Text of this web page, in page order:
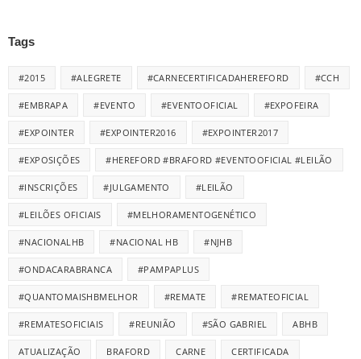
Tags
#2015 #ALEGRETE #CARNECERTIFICADAHEREFORD #CCH
#EMBRAPA #EVENTO #EVENTOOFICIAL #EXPOFEIRA
#EXPOINTER #EXPOINTER2016 #EXPOINTER2017
#EXPOSIÇÕES #HEREFORD #BRAFORD #EVENTOOFICIAL #LEILÃO
#INSCRIÇÕES #JULGAMENTO #LEILÃO
#LEILÕES OFICIAIS #MELHORAMENTOGENÉTICO
#NACIONALHB #NACIONAL HB #NJHB
#ONDACARABRANCA #PAMPAPLUS
#QUANTOMAISHBMELHOR #REMATE #REMATEOFICIAL
#REMATESOFICIAIS #REUNIÃO #SÃO GABRIEL ABHB
ATUALIZAÇÃO BRAFORD CARNE CERTIFICADA